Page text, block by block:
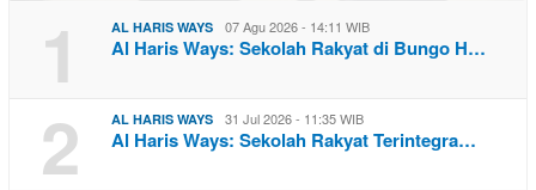
1 AL HARIS WAYS 07 Agu 2026 - 14:11 WIB
Al Haris Ways: Sekolah Rakyat di Bungo H…
2 AL HARIS WAYS 31 Jul 2026 - 11:35 WIB
Al Haris Ways: Sekolah Rakyat Terintegra…